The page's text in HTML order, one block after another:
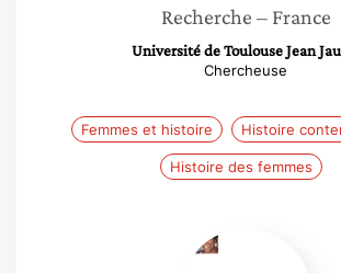
Recherche – France
Université de Toulouse Jean
Chercheuse
Femmes et histoire Histoire
Histoire des femmes